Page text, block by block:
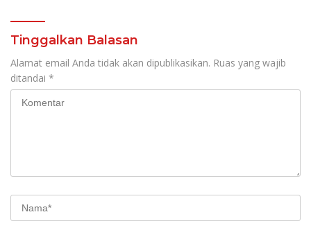
Tinggalkan Balasan
Alamat email Anda tidak akan dipublikasikan. Ruas yang wajib
ditandai *